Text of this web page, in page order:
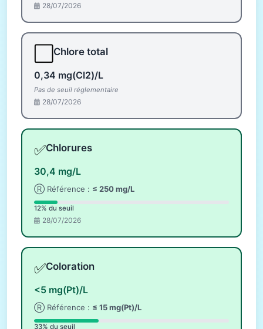
28/07/2026
Chlore total
0,34 mg(Cl2)/L
Pas de seuil réglementaire
28/07/2026
✅Chlorures
30,4 mg/L
Ⓡ Référence : ≤ 250 mg/L
12% du seuil
28/07/2026
✅Coloration
<5 mg(Pt)/L
Ⓡ Référence : ≤ 15 mg(Pt)/L
33% du seuil